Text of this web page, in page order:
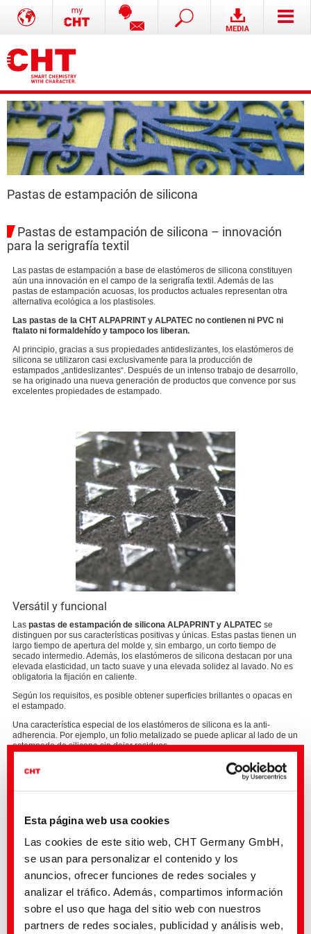
Esta página web usa cookies
Las cookies de este sitio web, CHT Germany GmbH,
se usan para personalizar el contenido y los
anuncios, ofrecer funciones de redes sociales y
analizar el tráfico. Además, compartimos información
sobre el uso que haga del sitio web con nuestros
partners de redes sociales, publicidad y análisis web,
Pastas de estampación de silicona
Pastas de estampación de silicona – innovación
para la serigrafía textil
Las pastas de estampación a base de elastómeros de silicona constituyen
aún una innovación en el campo de la serigrafía textil. Además de las
pastas de estampación acuosas, los productos actuales representan otra
alternativa ecológica a los plastisoles.
Las pastas de la CHT ALPAPRINT y ALPATEC no contienen ni PVC ni
ftalato ni formaldehído y tampoco los liberan.
Al principio, gracias a sus propiedades antideslizantes, los elastómeros de
silicona se utilizaron casi exclusivamente para la producción de
estampados „antideslizantes“. Después de un intenso trabajo de desarrollo,
se ha originado una nueva generación de productos que convence por sus
excelentes propiedades de estampado.
Versátil y funcional
Las pastas de estampación de silicona ALPAPRINT y ALPATEC se
distinguen por sus características positivas y únicas. Estas pastas tienen un
largo tiempo de apertura del molde y, sin embargo, un corto tiempo de
secado intermedio. Además, los elastómeros de silicona destacan por una
elevada elasticidad, un tacto suave y una elevada solidez al lavado. No es
obligatoria la fijación en caliente.
Según los requisitos, es posible obtener superficies brillantes o opacas en
el estampado.
Una característica especial de los elastómeros de silicona es la anti-
adherencia. Por ejemplo, un folio metalizado se puede aplicar al lado de un
estampado de silicona sin dejar residuos.
La mezcla adecuada marca la diferencia
elastómeros de silicona. Gracias a sus propiedades, el
ALPAPRINT WHITE NG, ALPAPRINT OPAQUE NG y ALPAPRINT
CLEAR NG, gracias a sus superficies opacas y su estabilidad, se aplican
especialmente en el campo de ropa para deporte y atletismo.
Para obtener efectos de gel en la sobreestampación o el estampado directo
o efectos metálicos o escarchados, se utiliza el